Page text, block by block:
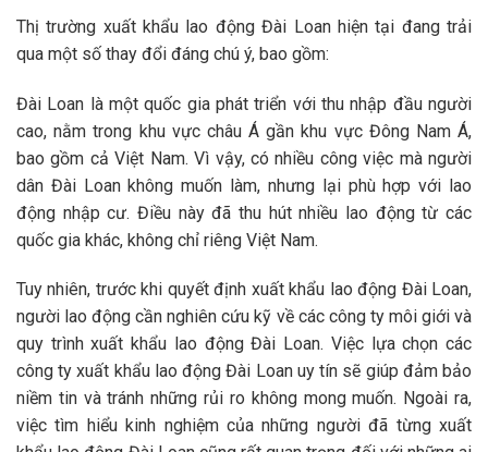
Thị trường xuất khẩu lao động Đài Loan hiện tại đang trải
qua một số thay đổi đáng chú ý, bao gồm:
Đài Loan là một quốc gia phát triển với thu nhập đầu người
cao, nằm trong khu vực châu Á gần khu vực Đông Nam Á,
bao gồm cả Việt Nam. Vì vậy, có nhiều công việc mà người
dân Đài Loan không muốn làm, nhưng lại phù hợp với lao
động nhập cư. Điều này đã thu hút nhiều lao động từ các
quốc gia khác, không chỉ riêng Việt Nam.
Tuy nhiên, trước khi quyết định xuất khẩu lao động Đài Loan,
người lao động cần nghiên cứu kỹ về các công ty môi giới và
quy trình xuất khẩu lao động Đài Loan. Việc lựa chọn các
công ty xuất khẩu lao động Đài Loan uy tín sẽ giúp đảm bảo
niềm tin và tránh những rủi ro không mong muốn. Ngoài ra,
việc tìm hiểu kinh nghiệm của những người đã từng xuất